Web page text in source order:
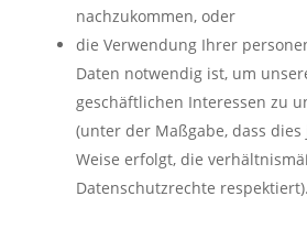
nachzukommen, oder
die Verwendung Ihrer
Daten notwendig ist, um
geschäftlichen Interessen zu
(unter der Maßgabe, dass
Weise erfolgt, die
Datenschutzrechte respektiert).